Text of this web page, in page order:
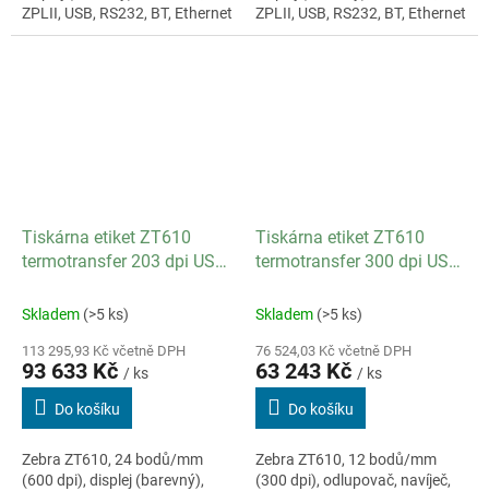
ZPLII, USB, RS232, BT, Ethernet
ZPLII, USB, RS232, BT, Ethernet
Tiskárna etiket ZT610
termotransfer 203 dpi USB
Skladem (>5 ks)
113 295,93 Kč včetně DPH
93 633 Kč / ks
Do košíku
Zebra ZT610, 24 bodů/mm
(600 dpi), displej (barevný),
Tiskárna etiket ZT610
termotransfer 300 dpi USB
Bluetooth Navíječ Ethernet
Skladem (>5 ks)
76 524,03 Kč včetně DPH
63 243 Kč / ks
Do košíku
Zebra ZT610, 12 bodů/mm
(300 dpi), odlupovač, navíječ,